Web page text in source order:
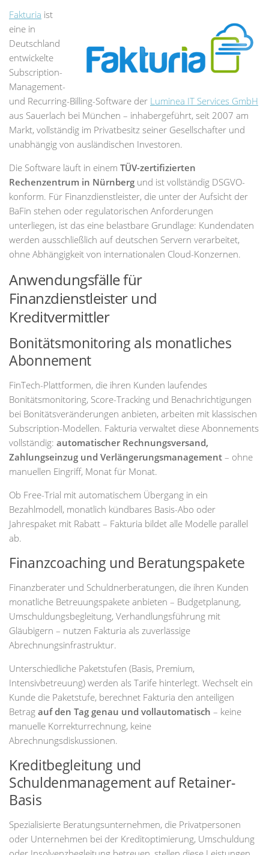
Fakturia ist
eine in
Deutschland
entwickelte
Subscription-
Management-
und Recurring-Billing-Software der Luminea IT Services GmbH
aus Sauerlach bei München – inhabergeführt, seit 2007 am
Markt, vollständig im Privatbesitz seiner Gesellschafter und
unabhängig von ausländischen Investoren.
Die Software läuft in einem TÜV-zertifizierten
Rechenzentrum in Nürnberg und ist vollständig DSGVO-
konform. Für Finanzdienstleister, die unter der Aufsicht der
BaFin stehen oder regulatorischen Anforderungen
unterliegen, ist das eine belastbare Grundlage: Kundendaten
werden ausschließlich auf deutschen Servern verarbeitet,
ohne Abhängigkeit von internationalen Cloud-Konzernen.
Anwendungsfälle für
Finanzdienstleister und
Kreditvermittler
Bonitätsmonitoring als monatliches
Abonnement
FinTech-Plattformen, die ihren Kunden laufendes
Bonitätsmonitoring, Score-Tracking und Benachrichtigungen
bei Bonitätsveränderungen anbieten, arbeiten mit klassischen
Subscription-Modellen. Fakturia verwaltet diese Abonnements
vollständig: automatischer Rechnungsversand,
Zahlungseinzug und Verlängerungsmanagement – ohne
manuellen Eingriff, Monat für Monat.
Ob Free-Trial mit automatischem Übergang in ein
Bezahlmodell, monatlich kündbares Basis-Abo oder
Jahrespaket mit Rabatt – Fakturia bildet alle Modelle parallel
ab.
Finanzcoaching und Beratungspakete
Finanzberater und Schuldnerberatungen, die ihren Kunden
monatliche Betreuungspakete anbieten – Budgetplanung,
Umschuldungsbegleitung, Verhandlungsführung mit
Gläubigern – nutzen Fakturia als zuverlässige
Abrechnungsinfrastruktur.
Unterschiedliche Paketstufen (Basis, Premium,
Intensivbetreuung) werden als Tarife hinterlegt. Wechselt ein
Kunde die Paketstufe, berechnet Fakturia den anteiligen
Betrag auf den Tag genau und vollautomatisch – keine
manuelle Korrekturrechnung, keine
Abrechnungsdiskussionen.
Kreditbegleitung und
Schuldenmanagement auf Retainer-
Basis
Spezialisierte Beratungsunternehmen, die Privatpersonen
oder Unternehmen bei der Kreditoptimierung, Umschuldung